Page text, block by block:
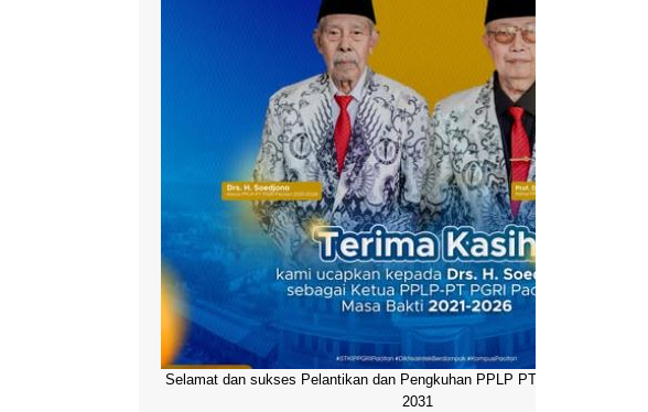
Selamat dan sukses Pelantikan dan Pengkuhan PPLP PT PGRI Pacitan
2031